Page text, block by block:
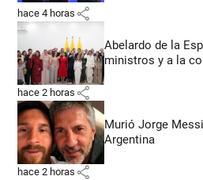
hace 4 horas share
Abelardo de la
ministros y a la
hace 2 horas share
Murió Jorge
Argentina
hace 2 horas share